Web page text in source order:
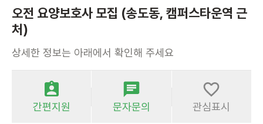
오전 요양보호사 모집 (송도동, 캠퍼스타운역 근
처)
상세한 정보는 아래에서 확인해 주세요
간편지원 문자문의 관심표시